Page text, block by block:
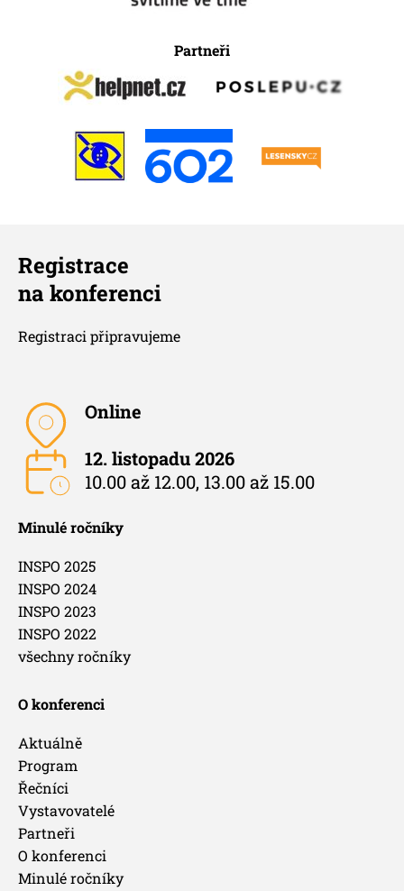
Partneři
Registrace
na konferenci
Registraci připravujeme
Online
12. listopadu 2026
10.00 až 12.00, 13.00 až 15.00
Minulé ročníky
INSPO 2025
INSPO 2024
INSPO 2023
INSPO 2022
všechny ročníky
O konferenci
Aktuálně
Program
Řečníci
Vystavovatelé
Partneři
O konferenci
Minulé ročníky